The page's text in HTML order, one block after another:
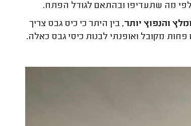
מה שתעדיפו ובהתאם לגודל הפתח.
והנפוץ יותר, בין היתר כי כיס גבס צריך
פחות מקובל ואופנתי לבנות כיסי גבס כאלה.